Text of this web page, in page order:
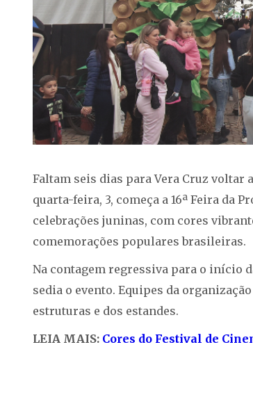
Faltam seis dias para Vera Cruz voltar
quarta-feira, 3, começa a 16ª Feira da
celebrações juninas, com cores
comemorações populares brasileiras.
Na contagem regressiva para o início
sedia o evento. Equipes da
estruturas e dos estandes.
LEIA MAIS: Cores do Festival de